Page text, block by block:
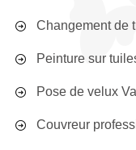
Changement de
Peinture sur
Pose de velux
Couvreur